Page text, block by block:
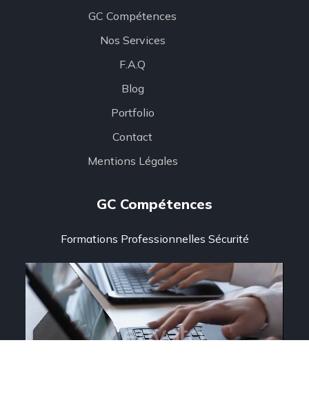
GC Compétences
Nos Services
F.A.Q
Blog
Portfolio
Contact
Mentions Légales
GC Compétences
Formations Professionnelles Sécurité